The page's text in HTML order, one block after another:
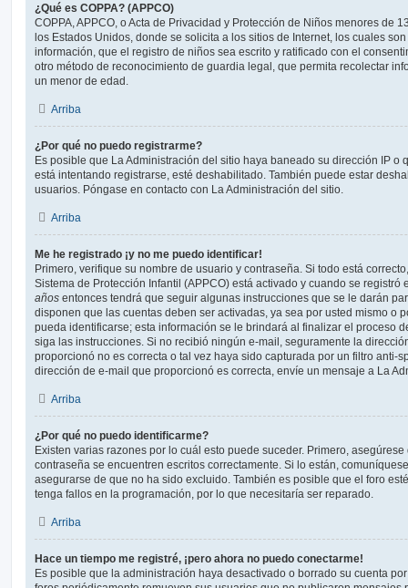
¿Qué es COPPA? (APPCO)
COPPA, APPCO, o Acta de Privacidad y Protección de Niños menores de
los Estados Unidos, donde se solicita a los sitios de Internet, los cuales
información, que el registro de niños sea escrito y ratificado con el
otro método de reconocimiento de guardia legal, que permita recolectar
un menor de edad.
Arriba
¿Por qué no puedo registrarme?
Es posible que La Administración del sitio haya baneado su dirección IP o
está intentando registrarse, esté deshabilitado. También puede estar
usuarios. Póngase en contacto con La Administración del sitio.
Arriba
Me he registrado ¡y no me puedo identificar!
Primero, verifique su nombre de usuario y contraseña. Si todo está
Sistema de Protección Infantil (APPCO) está activado y cuando se
años entonces tendrá que seguir algunas instrucciones que se le darán
disponen que las cuentas deben ser activadas, ya sea por usted mismo o
pueda identificarse; esta información se le brindará al finalizar el proceso
siga las instrucciones. Si no recibió ningún e-mail, seguramente la
proporcionó no es correcta o tal vez haya sido capturada por un filtro anti-
dirección de e-mail que proporcionó es correcta, envíe un mensaje a La
Arriba
¿Por qué no puedo identificarme?
Existen varias razones por lo cuál esto puede suceder. Primero,
contraseña se encuentren escritos correctamente. Si lo están,
asegurarse de que no ha sido excluido. También es posible que el foro
tenga fallos en la programación, por lo que necesitaría ser reparado.
Arriba
Hace un tiempo me registré, ¡pero ahora no puedo conectarme!
Es posible que la administración haya desactivado o borrado su cuenta